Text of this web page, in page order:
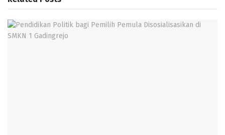
bahwa program bantuan pangan merupakan bentuk
dasar masyarakat tetap terpenuhi di tengah berbagai
tantangan ekonomi dan sosial.